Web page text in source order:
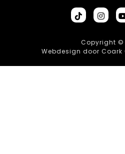
Copyright ©
Webdesign door Coark